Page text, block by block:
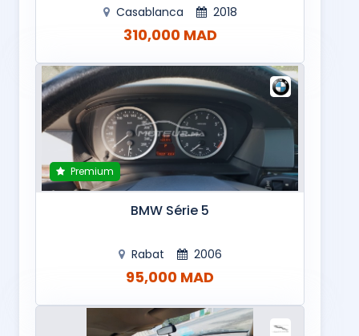
Casablanca 2018
310,000 MAD
Premium
BMW Série 5
Rabat 2006
95,000 MAD